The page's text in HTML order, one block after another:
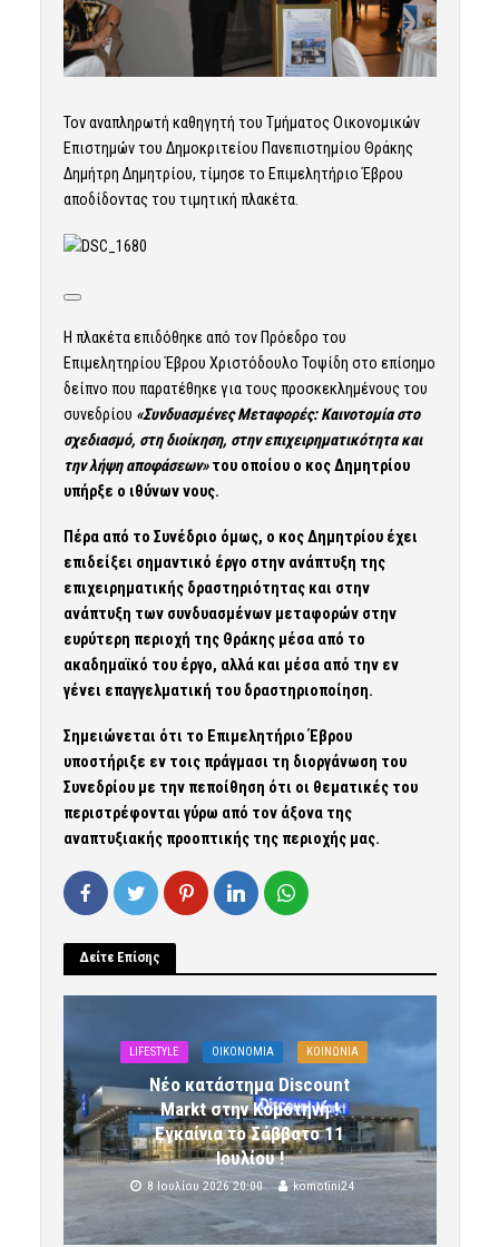
Τον αναπληρωτή καθηγητή του Τμήματος Οικονομικών
Επιστημών του Δημοκριτείου Πανεπιστημίου Θράκης
Δημήτρη Δημητρίου, τίμησε το Επιμελητήριο Έβρου
αποδίδοντας του τιμητική πλακέτα.
Η πλακέτα επιδόθηκε από τον Πρόεδρο του
Επιμελητηρίου Έβρου Χριστόδουλο Τοψίδη στο επίσημο
δείπνο που παρατέθηκε για τους προσκεκλημένους του
συνεδρίου «Συνδυασμένες Μεταφορές: Καινοτομία στο
σχεδιασμό, στη διοίκηση, στην επιχειρηματικότητα και
την λήψη αποφάσεων»του οποίου ο κος Δημητρίου
υπήρξε ο ιθύνων νους.
Πέρα από το Συνέδριο όμως, ο κος Δημητρίου έχει
επιδείξει σημαντικό έργο στην ανάπτυξη της
επιχειρηματικής δραστηριότητας και στην
ανάπτυξη των συνδυασμένων μεταφορών στην
ευρύτερη περιοχή της Θράκης μέσα από το
ακαδημαϊκό του έργο, αλλά και μέσα από την εν
γένει επαγγελματική του δραστηριοποίηση.
Σημειώνεται ότι το Επιμελητήριο Έβρου
υποστήριξε εν τοις πράγμασι τη διοργάνωση του
Συνεδρίου με την πεποίθηση ότι οι θεματικές του
περιστρέφονται γύρω από τον άξονα της
αναπτυξιακής προοπτικής της περιοχής μας.
Δείτε Επίσης
LIFESTYLE OIKONOMIA ΚΟΙΝΩΝΙΑ
Νέο κατάστημα Discount
Markt στην Κομοτηνή !
Εγκαίνια το Σάββατο 11
Ιουλίου !
8 Ιουλίου 2026 20:00 komotini24